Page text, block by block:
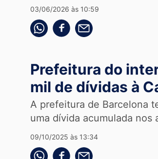
03/06/2026 às 10:59
Compartilhe pelo whatsapp
Compartilhar no facebook
Compartilhe pelo email
Prefeitura do
mil de dívidas à
A prefeitura de Barcelona
uma dívida acumulada nos
09/10/2025 às 13:34
Compartilhe pelo whatsapp
Compartilhar no facebook
Compartilhe pelo email